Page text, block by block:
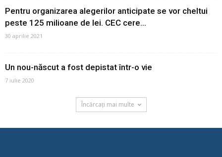
Pentru organizarea alegerilor anticipate se vor cheltui
peste 125 milioane de lei. CEC cere...
30 aprilie 2021
Un nou-născut a fost depistat într-o vie
7 iulie 2020
Încărcați mai multe